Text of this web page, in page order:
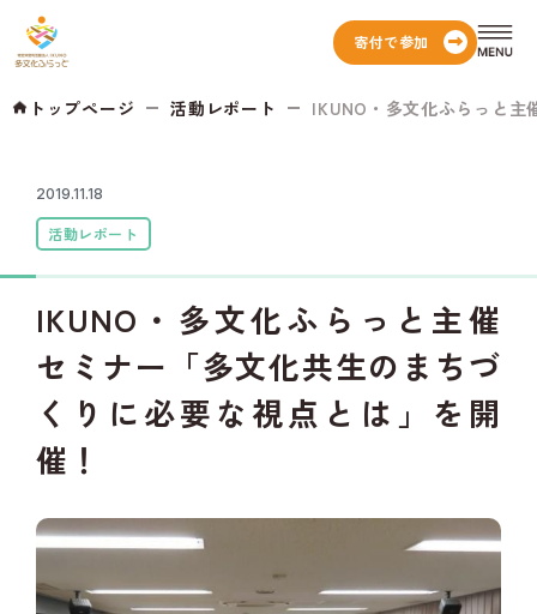
寄付で参加
トップページ 活動レポート IKUNO・多文化ふらっと主
2019.11.18
活動レポート
IKUNO・多文化ふらっと主催
セミナー「多文化共生のまちづ
くりに必要な視点とは」を開
催！